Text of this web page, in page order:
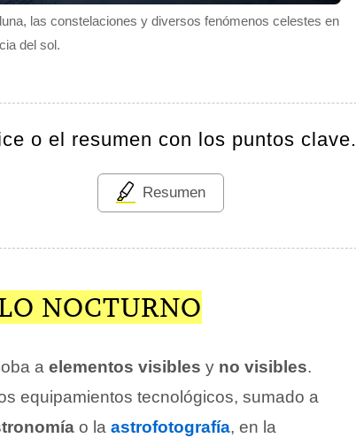
las constelaciones y diversos fenómenos celestes en
del sol.
o el resumen con los puntos clave.
Resumen
NOCTURNO
a elementos visibles y no visibles.
equipamientos tecnológicos, sumado a
o la astrofotografía, en la